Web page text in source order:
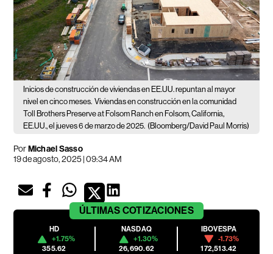
Inicios de construcción de viviendas en EE.UU. repuntan al mayor
nivel en cinco meses. Viviendas en construcción en la comunidad
Toll Brothers Preserve at Folsom Ranch en Folsom, California,
EE.UU., el jueves 6 de marzo de 2025. (Bloomberg/David Paul Morris)
PorMichael Sasso
19 de agosto, 2025 | 09:34 AM
ÚLTIMAS COTIZACIONES
HD
+1.75%
355.62
NASDAQ
+1.30%
26,690.62
IBOVESPA
-1.73%
172,513.42